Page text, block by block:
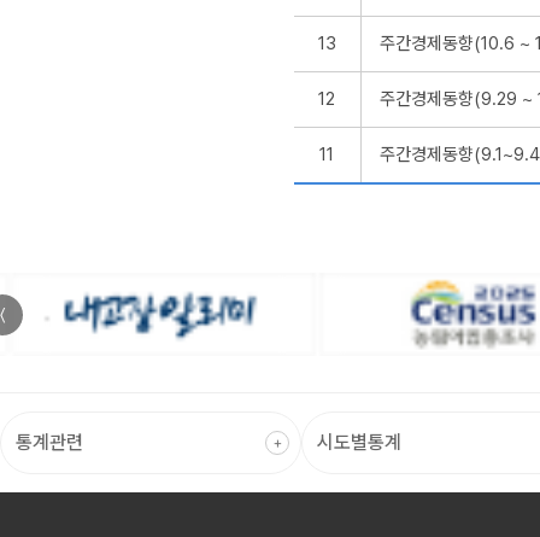
13 주간경제동향(10.6 ~
12 주간경제동향(9.29 ~
11 주간경제동향
〈